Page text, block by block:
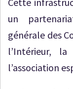
un
générale des
l’Intérieur,
l’association